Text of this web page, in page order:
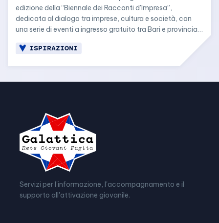
edizione della “Biennale dei Racconti d'Impresa”,
dedicata al dialogo tra imprese, cultura e società, con
una serie di eventi a ingresso gratuito tra Bari e provincia
visive.ISPIRAZIONI
Servizi per l'informazione, l'accompagnamento e il
supporto all'attivazione giovanile.